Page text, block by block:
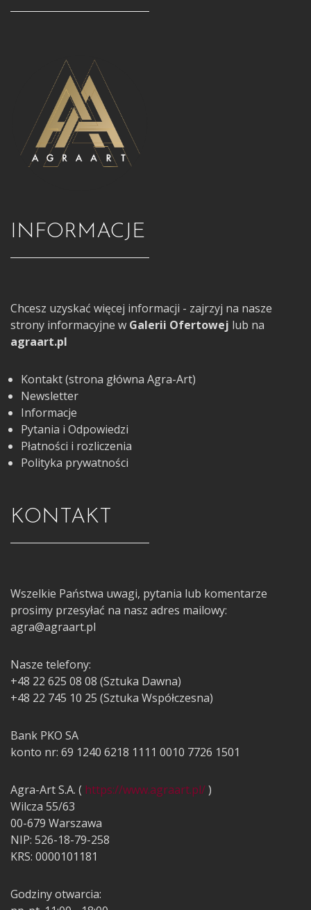
INFORMACJE
Chcesz uzyskać więcej informacji - zajrzyj na nasze
strony informacyjne w Galerii Ofertowej lub na
agraart.pl
Kontakt (strona główna Agra-Art)
Newsletter
Informacje
Pytania i Odpowiedzi
Płatności i rozliczenia
Polityka prywatności
KONTAKT
Wszelkie Państwa uwagi, pytania lub komentarze
prosimy przesyłać na nasz adres mailowy:
agra@agraart.pl
Nasze telefony:
+48 22 625 08 08 (Sztuka Dawna)
+48 22 745 10 25 (Sztuka Współczesna)
Bank PKO SA
konto nr: 69 1240 6218 1111 0010 7726 1501
Agra-Art S.A. ( https://www.agraart.pl/)
Wilcza 55/63
00-679 Warszawa
NIP: 526-18-79-258
KRS: 0000101181
Godziny otwarcia: